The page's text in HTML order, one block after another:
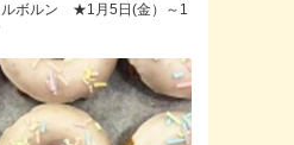
ルボルン ★1月5日(金）～1